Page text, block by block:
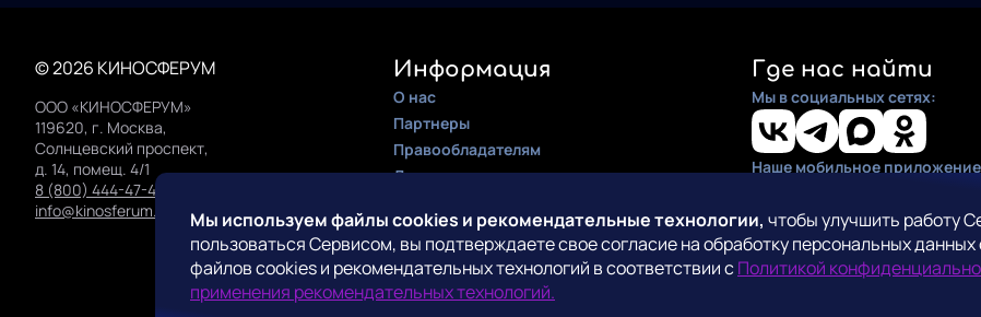
© 2026 КИНОСФЕРУМ
ООО «КИНОСФЕРУМ»
119620, г. Москва,
Солнцевский проспект,
д. 14, помещ. 4/1
8 (800) 444-47-42
info@kinosferum.org
Информация
О нас
Партнеры
Правообладателям
Документация
Контакты
Поддержка
Где нас найти
Мы в социальных сетях:
Наше мобильное
СмартТВ
Мы используем файлы cookies и рекомендательные технологии, чтобы улучшить работу
пользоваться Сервисом, вы подтверждаете свое согласие на обработку персональных
файлов cookies и рекомендательных технологий в соответствии сПолитикой
применения рекомендательных технологий.